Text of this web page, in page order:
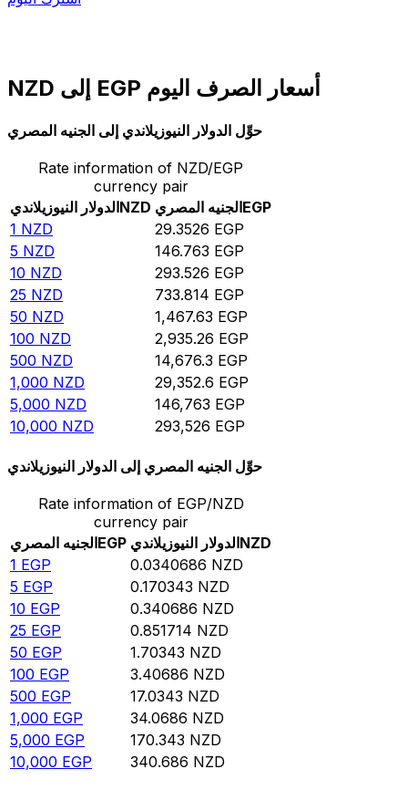
NZD إلى EGP أسعار الصرف اليوم
حوِّل الدولار النيوزيلاندي إلى الجنيه المصري
Rate information of NZD/EGP
currency pair
الدولار النيوزيلانديNZD الجنيه المصريEGP
1 NZD 29.3526 EGP
5 NZD 146.763 EGP
10 NZD 293.526 EGP
25 NZD 733.814 EGP
50 NZD 1,467.63 EGP
100 NZD 2,935.26 EGP
500 NZD 14,676.3 EGP
1,000 NZD 29,352.6 EGP
5,000 NZD 146,763 EGP
10,000 NZD 293,526 EGP
حوِّل الجنيه المصري إلى الدولار النيوزيلاندي
Rate information of EGP/NZD
currency pair
الجنيه المصريEGP الدولار النيوزيلانديNZD
1 EGP 0.0340686 NZD
5 EGP 0.170343 NZD
10 EGP 0.340686 NZD
25 EGP 0.851714 NZD
50 EGP 1.70343 NZD
100 EGP 3.40686 NZD
500 EGP 17.0343 NZD
1,000 EGP 34.0686 NZD
5,000 EGP 170.343 NZD
10,000 EGP 340.686 NZD